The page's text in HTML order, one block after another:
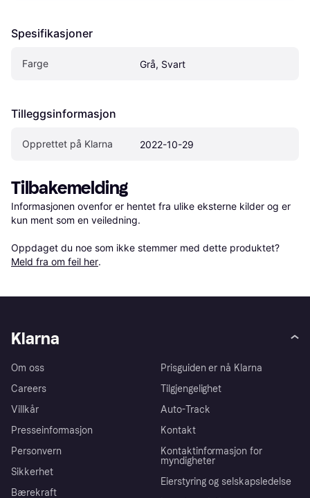
Spesifikasjoner
Farge Grå, Svart
Tilleggsinformasjon
Opprettet på Klarna 2022-10-29
Tilbakemelding
Informasjonen ovenfor er hentet fra ulike eksterne kilder og er
kun ment som en veiledning.
Oppdaget du noe som ikke stemmer med dette produktet?
Meld fra om feil her.
Klarna
Om oss
Careers
Villkår
Presseinformasjon
Personvern
Sikkerhet
Bærekraft
Prisguiden er nå Klarna
Tilgjengelighet
Auto-Track
Kontakt
Kontaktinformasjon for
myndigheter
Eierstyring og selskapsledelse